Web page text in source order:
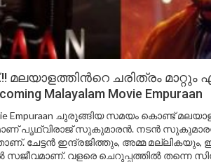
മലയാളത്തിൻറെ ചരിത്രം
Malayalam Movie Empuraan
Empuraan ചുരുങ്ങിയ സമയം കൊണ്ട്
പൃഥ്വിരാജ് സുകുമാരൻ. നടൻ
ചേട്ടൻ ഇന്ദ്രജിത്തും, അമ്മ മല്ലികയും,
സജീവമാണ്. വളരെ ചെറുപ്പത്തിൽ തന്നെ